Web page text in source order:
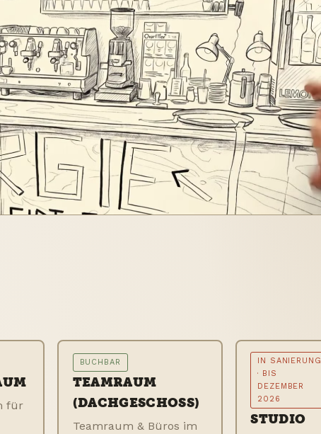
für
BUCHBAR
TEAMRAUM
(DACHGESCHOSS)
Teamraum & Büros im
IN SANIERUNG
· BIS
DEZEMBER
2026
STUDIO